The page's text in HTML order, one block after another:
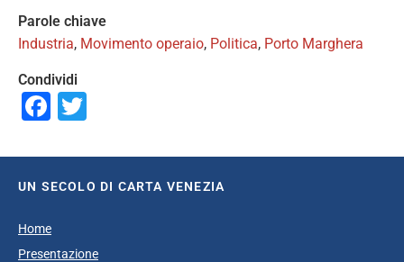
Parole chiave
Industria, Movimento operaio, Politica, Porto Marghera
Condividi
Facebook
UN SECOLO DI CARTA VENEZIA
Home
Presentazione